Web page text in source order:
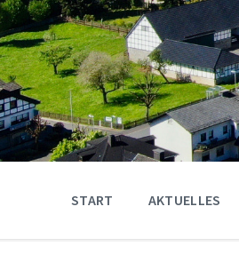
START AKTUELLES